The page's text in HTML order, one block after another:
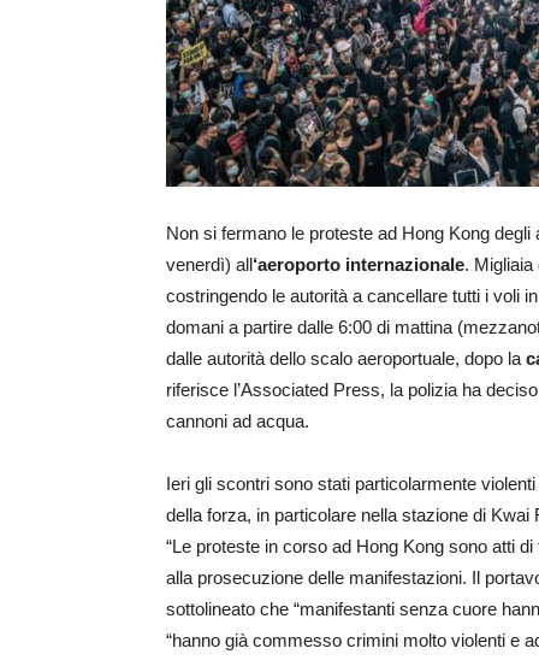
Non si fermano le proteste ad Hong Kong
venerdì) all‘aeroporto internazionale. Migliaia
costringendo le autorità a cancellare tutti i voli
domani a partire dalle 6:00 di mattina
dalle autorità dello scalo aeroportuale, dopo la
riferisce l’Associated Press, la polizia ha
cannoni ad acqua.
Ieri gli scontri sono stati particolarmente
della forza, in particolare nella stazione di
“Le proteste in corso ad Hong Kong sono atti
alla prosecuzione delle manifestazioni. Il
sottolineato che “manifestanti senza cuore
“hanno già commesso crimini molto violenti e